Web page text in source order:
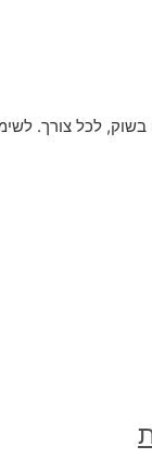
לכל צורך.